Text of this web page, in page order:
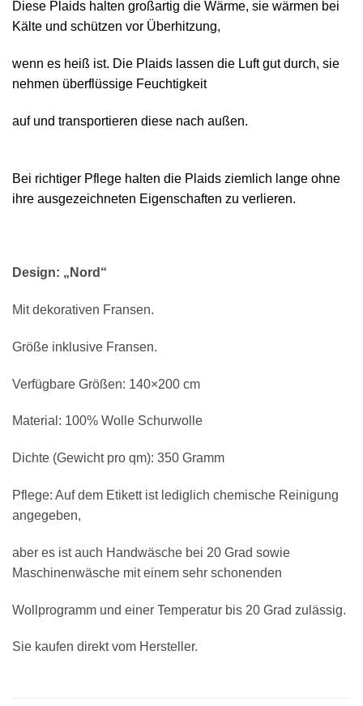
Diese Plaids halten großartig die Wärme, sie wärmen bei
Kälte und schützen vor Überhitzung,
wenn es heiß ist. Die Plaids lassen die Luft gut durch, sie
nehmen überflüssige Feuchtigkeit
auf und transportieren diese nach außen.
Bei richtiger Pflege halten die Plaids ziemlich lange ohne
ihre ausgezeichneten Eigenschaften zu verlieren.
Design: „Nord“
Mit dekorativen Fransen.
Größe inklusive Fransen.
Verfügbare Größen: 140×200 cm
Material: 100% Wolle Schurwolle
Dichte (Gewicht pro qm): 350 Gramm
Pflege: Auf dem Etikett ist lediglich chemische Reinigung
angegeben,
aber es ist auch Handwäsche bei 20 Grad sowie
Maschinenwäsche mit einem sehr schonenden
Wollprogramm und einer Temperatur bis 20 Grad zulässig.
Sie kaufen direkt vom Hersteller.